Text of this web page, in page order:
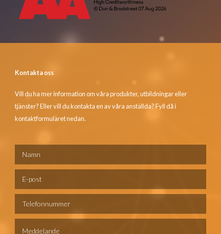
Kontakta oss
Vill du ha mer information om våra produkter, utbildningar eller
tjänster? Eller vill du kontakta en av våra anställda? Fyll då i
kontaktformuläret nedan.